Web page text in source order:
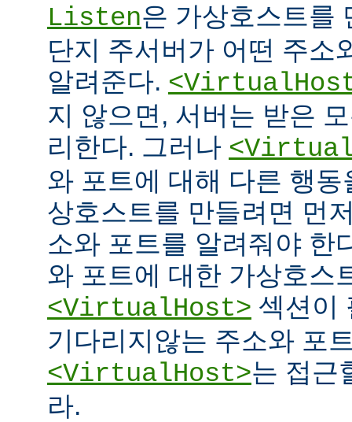
Listen은 가상호스트를
단지 주서버가 어떤 주소
알려준다.
지 않으면, 서버는 받은
리한다. 그러나
와 포트에 대해 다른 행
상호스트를 만들려면 먼
소와 포트를 알려줘야 한
와 포트에 대한 가상호스
<VirtualHost> 섹션이
기다리지않는 주소와 포
<VirtualHost>는 접근
라.